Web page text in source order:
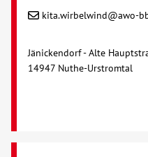
kita.wirbelwind@awo-
Jänickendorf - Alte
14947 Nuthe-Urstromtal